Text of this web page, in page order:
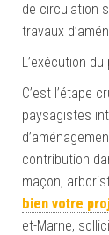
de circulation
travaux
L’exécution
C’est l’étape
paysagistes
contribution
maçon,
bien votre
et-Marne,